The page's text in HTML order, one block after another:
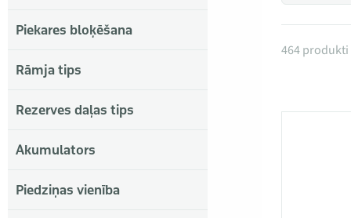
Piekares bloķēšana
Rāmja tips
Rezerves daļas tips
Akumulators
Piedziņas vienība
Produkti
464 produkti